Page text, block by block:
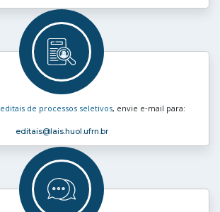
editais de processos seletivos, envie e‑mail para:
editais@lais.huol.ufrn.br